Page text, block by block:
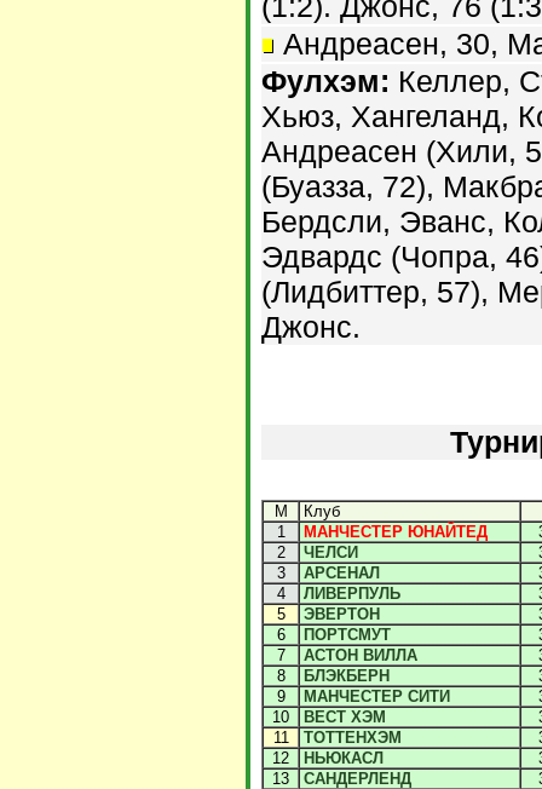
Андреасен, 30,
Фулхэм: Келлер,
Хьюз, Хангеланд,
Андреасен (Хили,
(Буазза, 72),
Бердсли, Эванс,
Эдвардс (Чопра,
(Лидбиттер, 57),
Джонс.
М Клуб
1
МАНЧЕСТЕР ЮНАЙТЕД
2
ЧЕЛСИ
3
АРСЕНАЛ
4
ЛИВЕРПУЛЬ
5
ЭВЕРТОН
6
ПОРТСМУТ
7
АСТОН ВИЛЛА
8
БЛЭКБЕРН
9
МАНЧЕСТЕР СИТИ
10
ВЕСТ ХЭМ
11
ТОТТЕНХЭМ
12
НЬЮКАСЛ
13
САНДЕРЛЕНД